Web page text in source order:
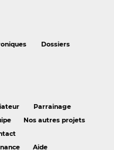
Dossiers
Parrainage
Nos autres projets
Aide